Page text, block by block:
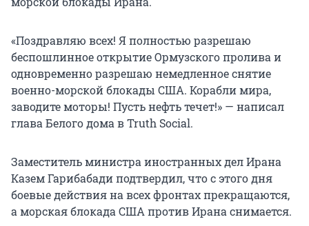
«Поздравляю всех! Я полностью разрешаю
беспошлинное открытие Ормузского пролива и
одновременно разрешаю немедленное снятие
военно-морской блокады США. Корабли мира,
заводите моторы! Пусть нефть течет!» — написал
глава Белого дома в Truth Social.
Заместитель министра иностранных дел Ирана
Казем Гарибабади подтвердил, что с этого дня
боевые действия на всех фронтах прекращаются,
а морская блокада США против Ирана снимается.